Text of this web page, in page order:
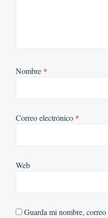
Nombre *
Correo electrónico *
Web
Guarda mi nombre,